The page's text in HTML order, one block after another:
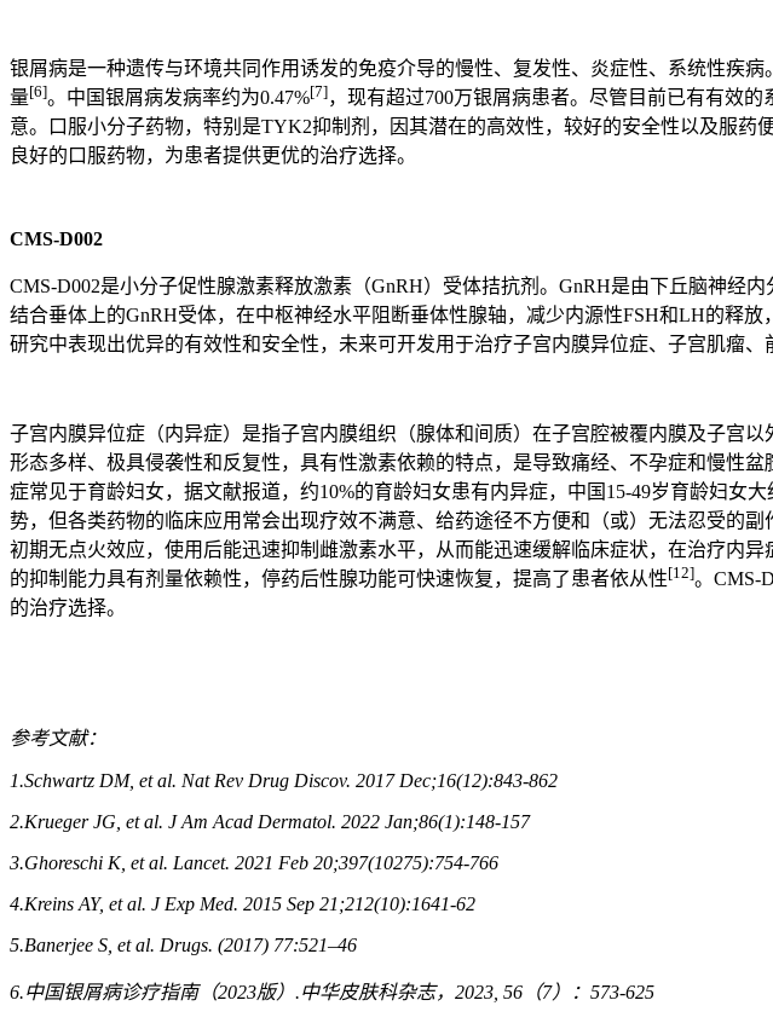
银屑病是一种遗传与环境共同作用诱发的免疫介导的慢性、复发性、炎症性、系统性疾
量[6]。中国银屑病发病率约为0.47%[7]，现有超过700万银屑病患者。尽管目前已有有效
意。口服小分子药物，特别是TYK2抑制剂，因其潜在的高效性，较好的安全性以及服
良好的口服药物，为患者提供更优的治疗选择。
CMS-D002
CMS-D002是小分子促性腺激素释放激素（GnRH）受体拮抗剂。GnRH是由下丘脑神经
结合垂体上的GnRH受体，在中枢神经水平阻断垂体性腺轴，减少内源性FSH和LH的释
研究中表现出优异的有效性和安全性，未来可开发用于治疗子宫内膜异位症、子宫肌瘤、
子宫内膜异位症（内异症）是指子宫内膜组织（腺体和间质）在子宫腔被覆内膜及子宫
形态多样、极具侵袭性和反复性，具有性激素依赖的特点，是导致痛经、不孕症和慢性
症常见于育龄妇女，据文献报道，约10%的育龄妇女患有内异症，中国15-49岁育龄妇女大
势，但各类药物的临床应用常会出现疗效不满意、给药途径不方便和（或）无法忍受的
初期无点火效应，使用后能迅速抑制雌激素水平，从而能迅速缓解临床症状，在治疗内异
的抑制能力具有剂量依赖性，停药后性腺功能可快速恢复，提高了患者依从性[12]。CMS-
的治疗选择。
参考文献：
1.Schwartz DM, et al. Nat Rev Drug Discov. 2017 Dec;16(12):843-862
2.Krueger JG, et al. J Am Acad Dermatol. 2022 Jan;86(1):148-157
3.Ghoreschi K, et al. Lancet. 2021 Feb 20;397(10275):754-766
4.Kreins AY, et al. J Exp Med. 2015 Sep 21;212(10):1641-62
5.Banerjee S, et al. Drugs. (2017) 77:521–46
6.中国银屑病诊疗指南（2023版） .中华皮肤科杂志， 2023, 56 （7）： 573-625